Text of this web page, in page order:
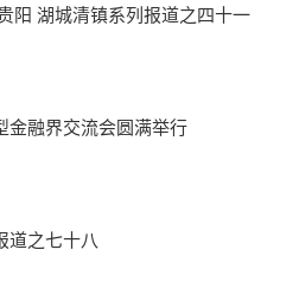
多彩贵州 爽爽贵阳 湖城清镇系列报道之四十一
金融界交流会圆满举行
道之七十八